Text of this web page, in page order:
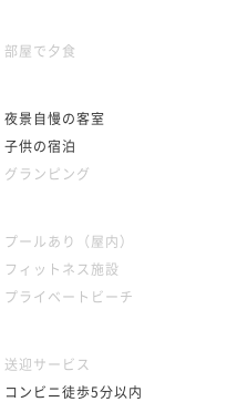
部屋で夕食
夜景自慢の客室
子供の宿泊
グランピング
プールあり（屋内）
フィットネス施設
プライベートビーチ
送迎サービス
コンビニ徒歩5分以内